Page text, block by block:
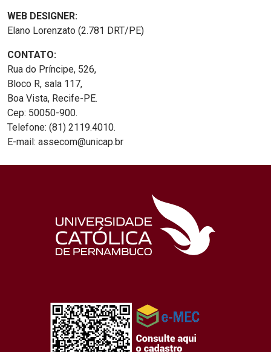
WEB DESIGNER:
Elano Lorenzato (2.781 DRT/PE)
CONTATO:
Rua do Príncipe, 526,
Bloco R, sala 117,
Boa Vista, Recife-PE.
Cep: 50050-900.
Telefone: (81) 2119.4010.
E-mail: assecom@unicap.br